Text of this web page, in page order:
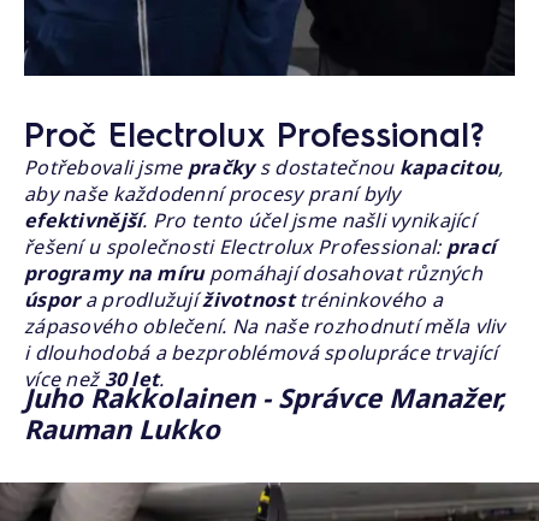
Proč Electrolux Professional?
Potřebovali jsme pračkys dostatečnou kapacitou,
aby naše každodenní procesy praní byly
efektivnější. Pro tento účel jsme našli vynikající
řešení u společnosti Electrolux Professional: prací
programy na mírupomáhají dosahovat různých
úspora prodlužujíživotnosttréninkového a
zápasového oblečení. Na naše rozhodnutí měla vliv
i dlouhodobá a bezproblémová spolupráce trvající
více než30 let.
Juho Rakkolainen - Správce Manažer,
Rauman Lukko